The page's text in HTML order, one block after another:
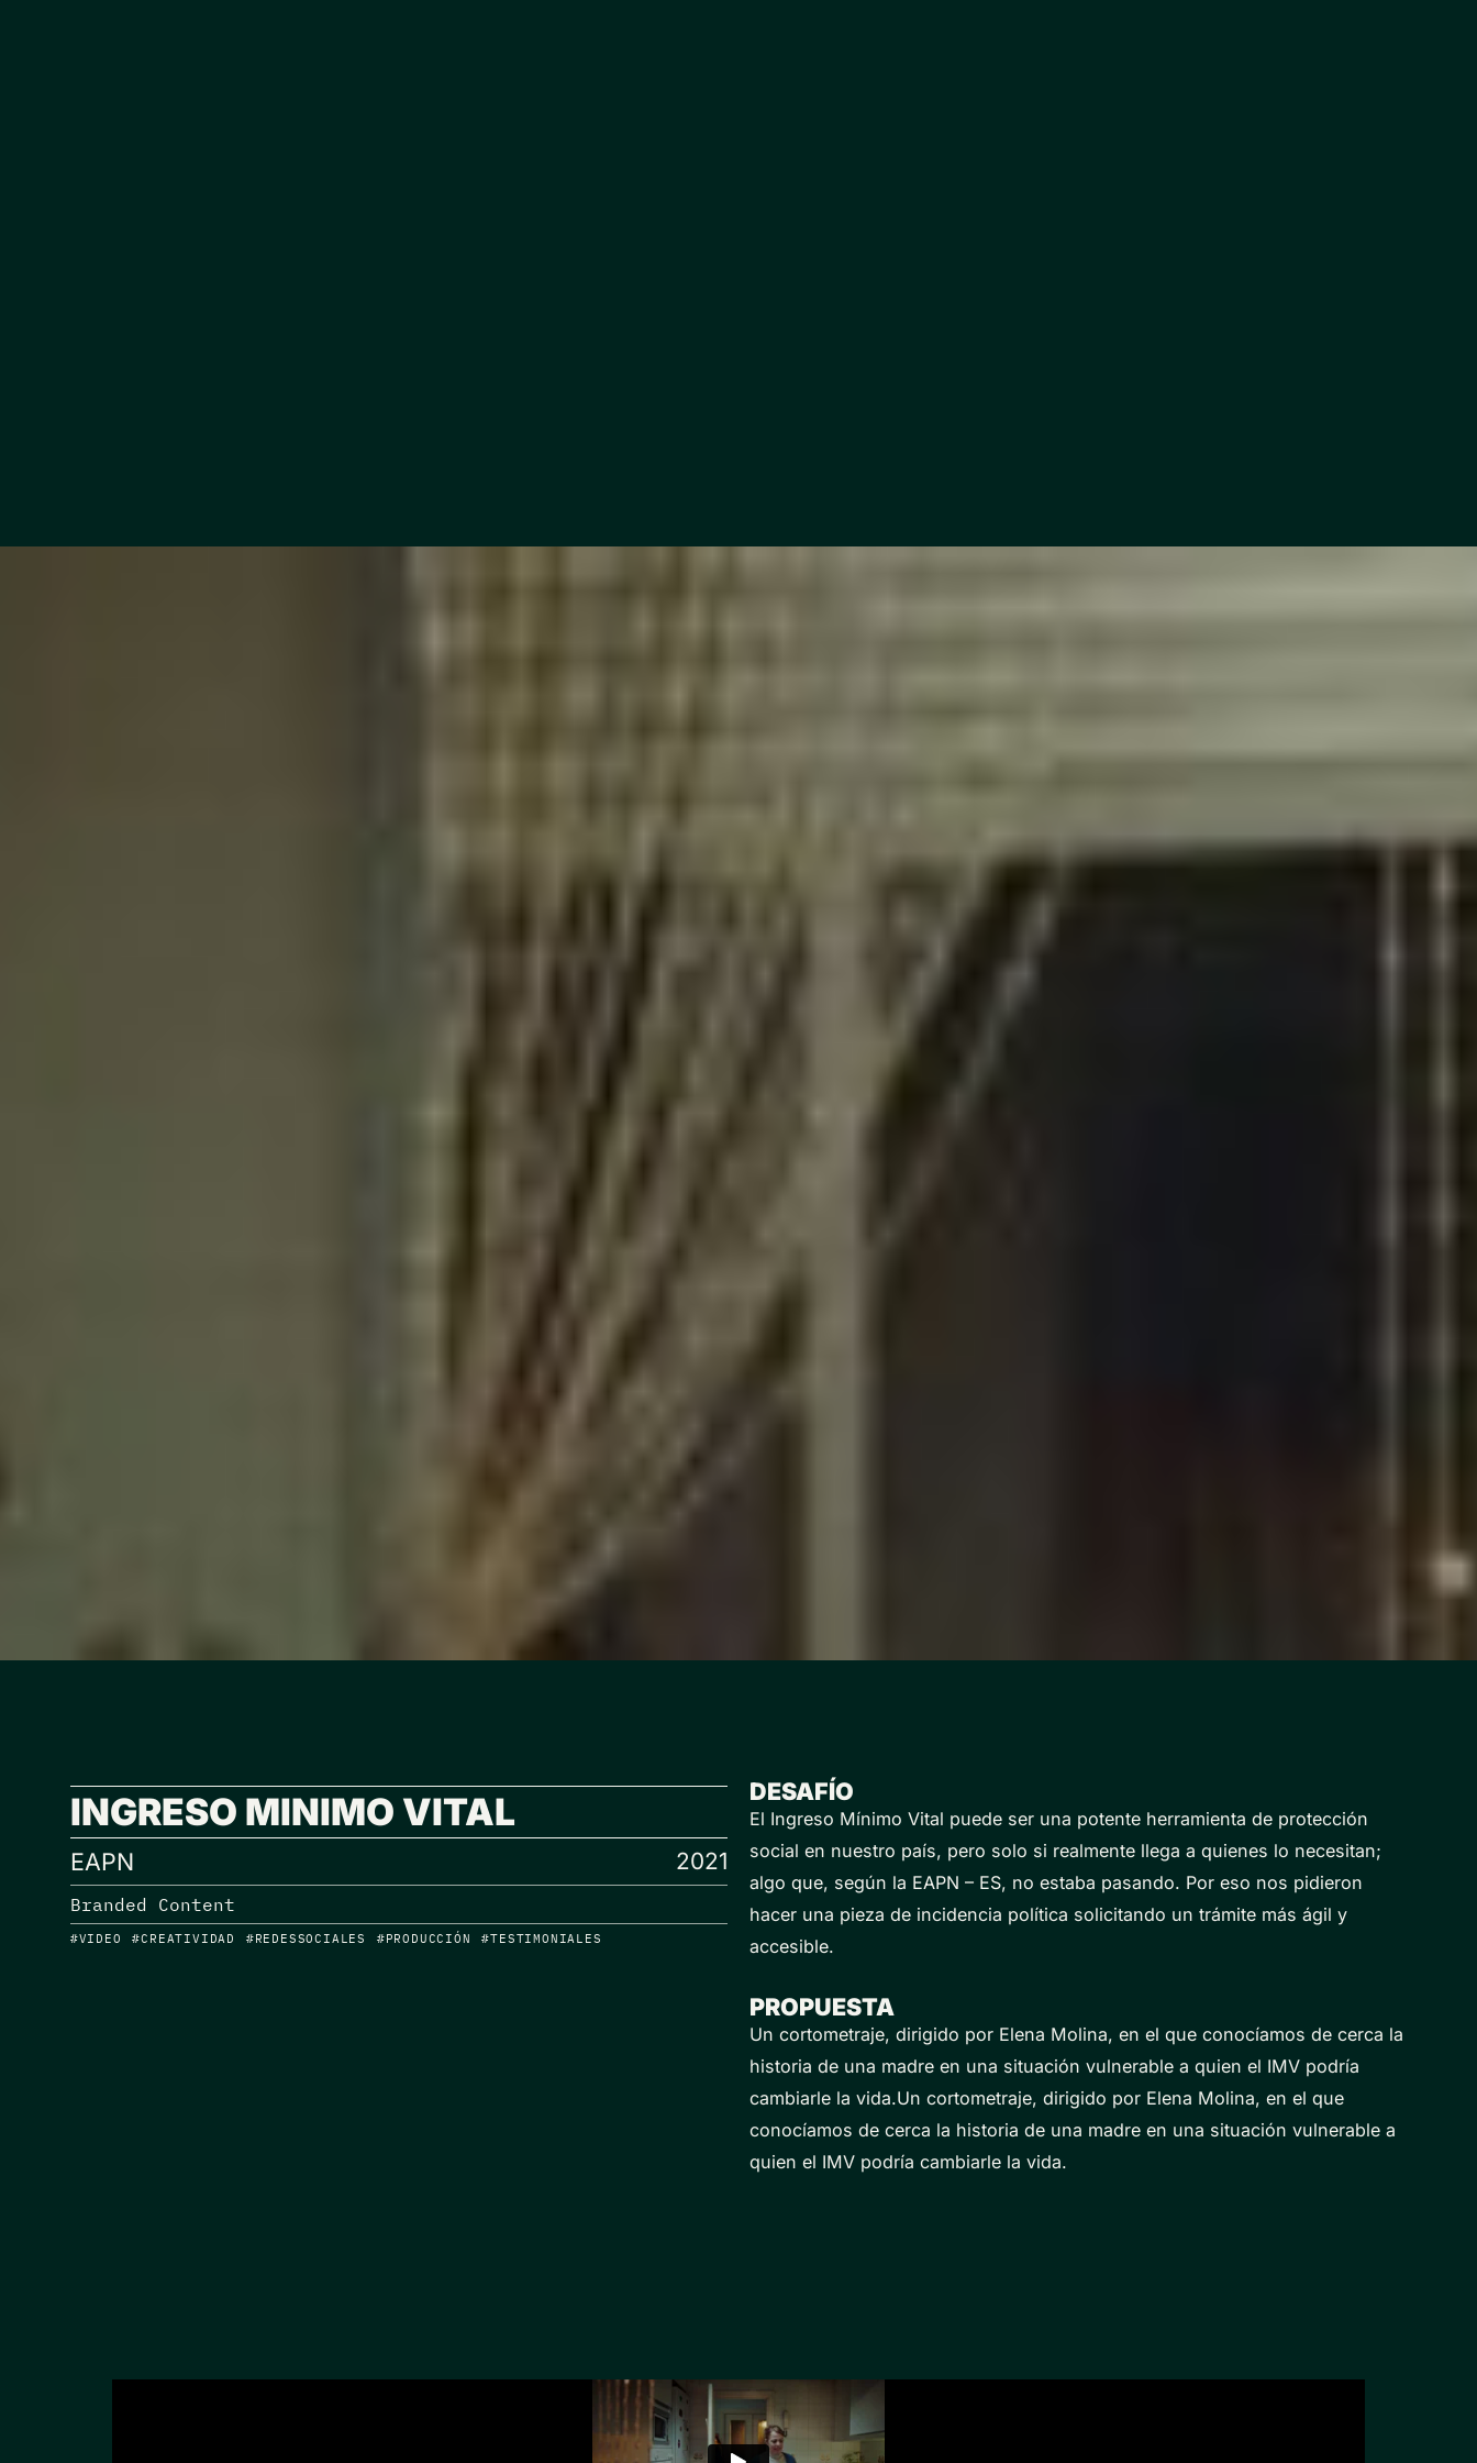
INGRESO MINIMO VITAL
EAPN 2021
Branded Content
#VIDEO #CREATIVIDAD #REDESSOCIALES #PRODUCCIÓN #TESTIMONIALES
DESAFÍO
El Ingreso Mínimo Vital puede ser una potente herramienta de protección
social en nuestro país, pero solo si realmente llega a quienes lo necesitan;
algo que, según la EAPN – ES, no estaba pasando. Por eso nos pidieron
hacer una pieza de incidencia política solicitando un trámite más ágil y
accesible.
PROPUESTA
Un cortometraje, dirigido por Elena Molina, en el que conocíamos de cerca la
historia de una madre en una situación vulnerable a quien el IMV podría
cambiarle la vida.Un cortometraje, dirigido por Elena Molina, en el que
conocíamos de cerca la historia de una madre en una situación vulnerable a
quien el IMV podría cambiarle la vida.